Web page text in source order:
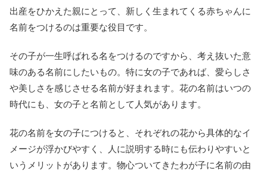
出産をひかえた親にとって、新しく生まれてくる赤ちゃんに
名前をつけるのは重要な役目です。
その子が一生呼ばれる名をつけるのですから、考え抜いた意
味のある名前にしたいもの。特に女の子であれば、愛らしさ
や美しさを感じさせる名前が好まれます。花の名前はいつの
時代にも、女の子と名前として人気があります。
花の名前を女の子につけると、それぞれの花から具体的なイ
メージが浮かびやすく、人に説明する時にも伝わりやすいと
いうメリットがあります。物心ついてきたわが子に名前の由